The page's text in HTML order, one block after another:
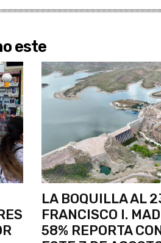
este
LA BOQUILLA AL
FRANCISCO I.
58% REPORTA